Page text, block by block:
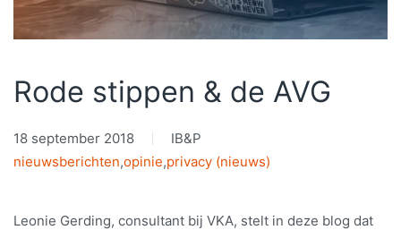
Rode stippen & de AVG
18 september 2018
IB&P
nieuwsberichten,opinie,privacy (nieuws)
Leonie Gerding, consultant bij VKA, stelt in deze blog dat